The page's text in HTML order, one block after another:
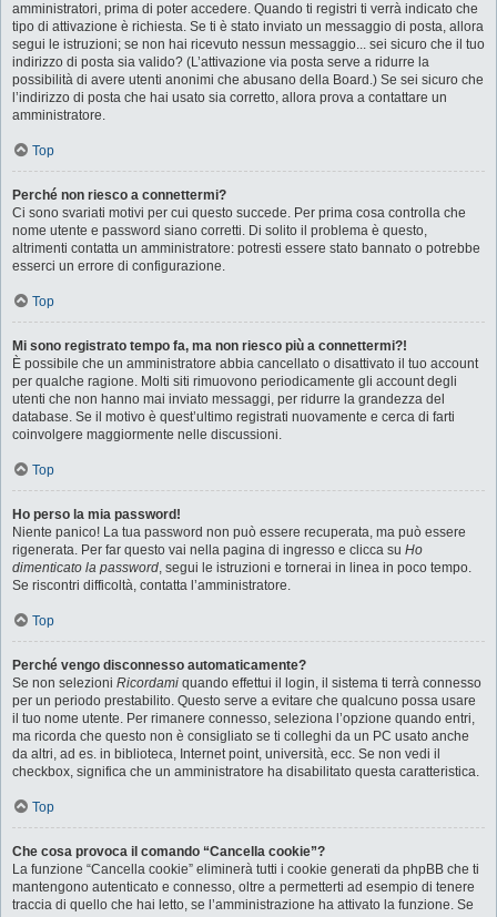
amministratori, prima di poter accedere. Quando ti registri ti verrà indicato che
tipo di attivazione è richiesta. Se ti è stato inviato un messaggio di posta, allora
segui le istruzioni; se non hai ricevuto nessun messaggio... sei sicuro che il tuo
indirizzo di posta sia valido? (L’attivazione via posta serve a ridurre la
possibilità di avere utenti anonimi che abusano della Board.) Se sei sicuro che
l’indirizzo di posta che hai usato sia corretto, allora prova a contattare un
amministratore.
Top
Perché non riesco a connettermi?
Ci sono svariati motivi per cui questo succede. Per prima cosa controlla che
nome utente e password siano corretti. Di solito il problema è questo,
altrimenti contatta un amministratore: potresti essere stato bannato o potrebbe
esserci un errore di configurazione.
Top
Mi sono registrato tempo fa, ma non riesco più a connettermi?!
È possibile che un amministratore abbia cancellato o disattivato il tuo account
per qualche ragione. Molti siti rimuovono periodicamente gli account degli
utenti che non hanno mai inviato messaggi, per ridurre la grandezza del
database. Se il motivo è quest’ultimo registrati nuovamente e cerca di farti
coinvolgere maggiormente nelle discussioni.
Top
Ho perso la mia password!
Niente panico! La tua password non può essere recuperata, ma può essere
rigenerata. Per far questo vai nella pagina di ingresso e clicca su Ho
dimenticato la password, segui le istruzioni e tornerai in linea in poco tempo.
Se riscontri difficoltà, contatta l’amministratore.
Top
Perché vengo disconnesso automaticamente?
Se non selezioni Ricordami quando effettui il login, il sistema ti terrà connesso
per un periodo prestabilito. Questo serve a evitare che qualcuno possa usare
il tuo nome utente. Per rimanere connesso, seleziona l’opzione quando entri,
ma ricorda che questo non è consigliato se ti colleghi da un PC usato anche
da altri, ad es. in biblioteca, Internet point, università, ecc. Se non vedi il
checkbox, significa che un amministratore ha disabilitato questa caratteristica.
Top
Che cosa provoca il comando “Cancella cookie”?
La funzione “Cancella cookie” eliminerà tutti i cookie generati da phpBB che ti
mantengono autenticato e connesso, oltre a permetterti ad esempio di tenere
traccia di quello che hai letto, se l’amministrazione ha attivato la funzione. Se